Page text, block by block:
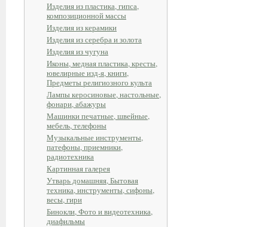
Изделия из пластика, гипса,
композиционной массы
Изделия из керамики
Изделия из серебра и золота
Изделия из чугуна
Иконы, медная пластика, кресты,
ювелирные изд-я, книги,
Предметы религиозного культа
Лампы керосиновые, настольные,
фонари, абажуры
Машинки печатные, швейные,
мебель, телефоны
Музыкальные инструменты,
патефоны, приемники,
радиотехника
Картинная галерея
Утварь домашняя, Бытовая
техника, инструменты, сифоны,
весы, гири
Бинокли, Фото и видеотехника,
диафильмы